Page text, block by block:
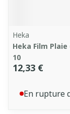
Heka
Heka Film Plaie
10
12,33 €
En rupture